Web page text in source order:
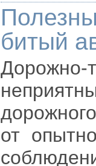
битый
от